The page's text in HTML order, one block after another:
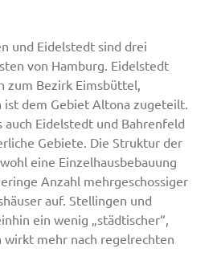
und Eidelstedt sind drei
von Hamburg. Eidelstedt
zum Bezirk Eimsbüttel,
ist dem Gebiet Altona zugeteilt.
auch Eidelstedt und Bahrenfeld
Gebiete. Die Struktur der
eine Einzelhausbebauung
Anzahl mehrgeschossiger
auf. Stellingen und
ein wenig „städtischer“,
wirkt mehr nach regelrechten